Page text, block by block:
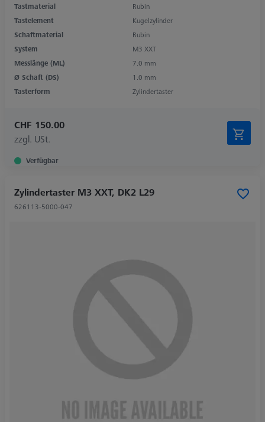
Tastmaterial
Rubin
Tastelement
Kugelzylinder
Schaftmaterial
Rubin
System
M3 XXT
Messlänge (ML)
7.0 mm
Ø Schaft (DS)
1.0 mm
Tasterform
Zylindertaster
CHF 150.00
zzgl. USt.
Verfügbar
Zylindertaster M3 XXT, DK2 L29
626113-5000-047